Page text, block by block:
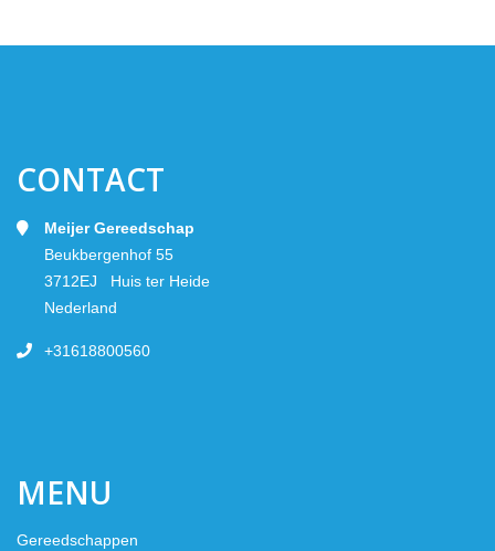
CONTACT
Meijer Gereedschap
Beukbergenhof 55
3712EJ Huis ter Heide
Nederland
+31618800560
MENU
Gereedschappen